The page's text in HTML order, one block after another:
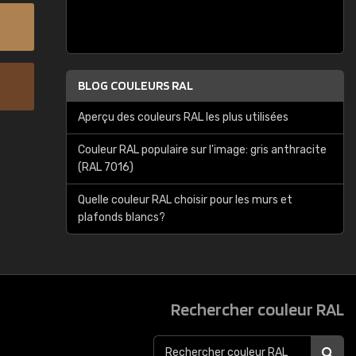
BLOG COULEURS RAL
Aperçu des couleurs RAL les plus utilisées
Couleur RAL populaire sur l'image: gris anthracite
(RAL 7016)
Quelle couleur RAL choisir pour les murs et
plafonds blancs?
Rechercher couleur RAL